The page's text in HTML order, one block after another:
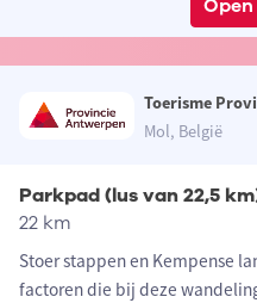
Toerisme
Mol, België
Parkpad (lus van 22,5
22 km
Stoer stappen en Kempense
factoren die bij deze